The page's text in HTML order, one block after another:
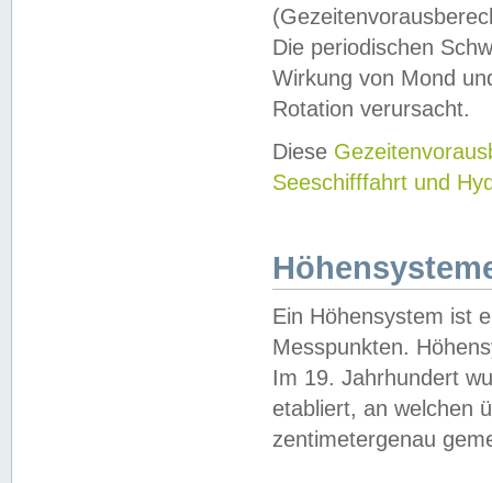
Die periodischen
Wirkung von Mond
Rotation verursacht.
Diese
Seeschifffahrt und
Ein Höhensystem ist
Messpunkten.
Im 19. Jahrhundert
etabliert, an welchen
zentimetergenau